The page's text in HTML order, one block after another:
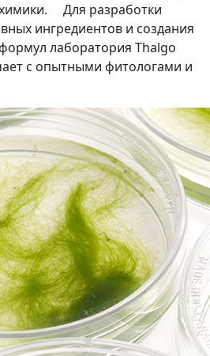
Для разработки
ингредиентов и создания
лаборатория Thalgo
с опытными фитологами и